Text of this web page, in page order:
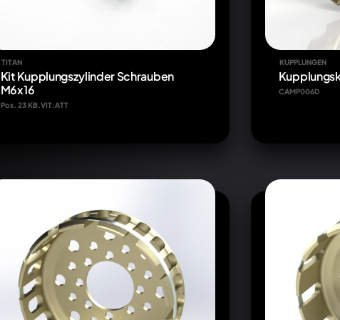
TITAN
Kit Kupplungszylinder Schrauben
M6x16
Pos. 23 KB.VIT.ATT
KUPPLUNGEN
CAMP006D